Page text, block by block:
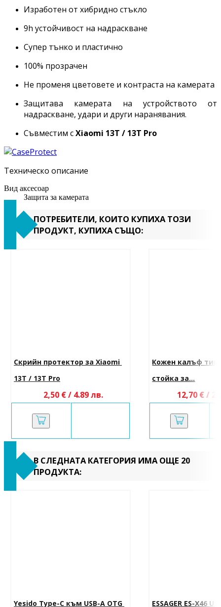
Изработен от хибридно стъкло
9h устойчивост на надраскване
Супер тънко и пластично
100% прозрачен
Не променя цветовете и контраста на камерата
Защитава камерата на устройството от
надраскване, удари и други наранявания.
Съвместим сXiaomi 13T / 13T Pro
Техническо описание
Вид аксесоар
Защита за камерата
ПОТРЕБИТЕЛИ, КОИТО КУПИХА ТОЗИ
ПРОДУКТ, КУПИХА СЪЩО:
Скрийн протектор за Xiaomi
13T / 13T Pro
2,50 € / 4.89 лв.
Кожен калъф
стойка за...
12,70 € /
В СЛЕДНАТА КАТЕГОРИЯ ИМА ОЩЕ 20
ПРОДУКТА:
Yesido Type-C към USB-A OTG ESSAGER ES-X46